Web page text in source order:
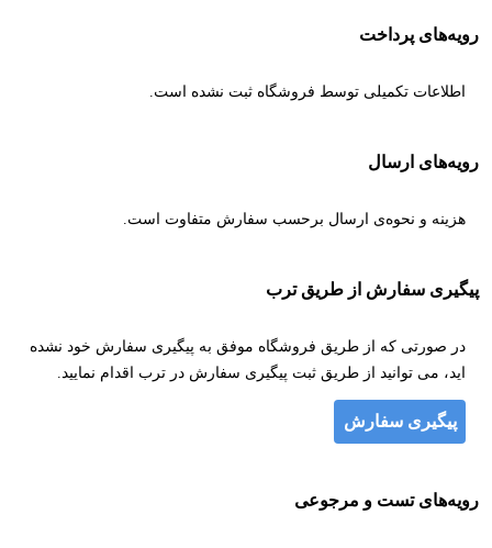
رویه‌های پرداخت
اطلاعات تکمیلی توسط فروشگاه ثبت نشده است.
رویه‌های ارسال
هزینه و نحوه‌ی ارسال برحسب سفارش متفاوت است.
پیگیری سفارش از طریق ترب
در صورتی که از طریق فروشگاه موفق به پیگیری سفارش خود نشده
اید، می توانید از طریق ثبت پیگیری سفارش در ترب اقدام نمایید.
پیگیری سفارش
رویه‌های تست و مرجوعی